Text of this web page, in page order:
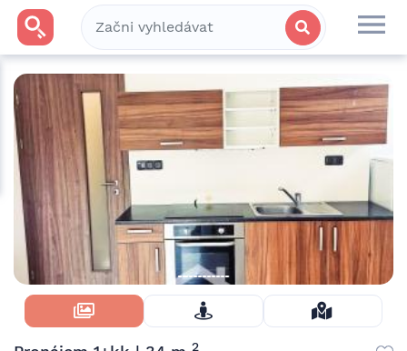
Skrýt Fotky
2